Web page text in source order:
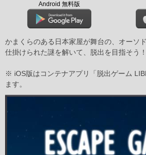
Android 無料版
かまくらのある日本家屋が舞台の、オーソ
仕掛けられた謎を解いて、脱出を目指そう！
※ iOS版はコンテナアプリ「脱出ゲーム
ます。